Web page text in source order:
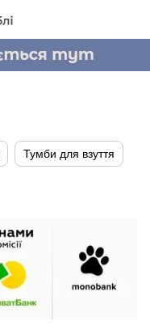
Тумби для взуття